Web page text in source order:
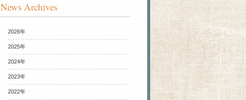
News Archives
2026年
2025年
2024年
2023年
2022年